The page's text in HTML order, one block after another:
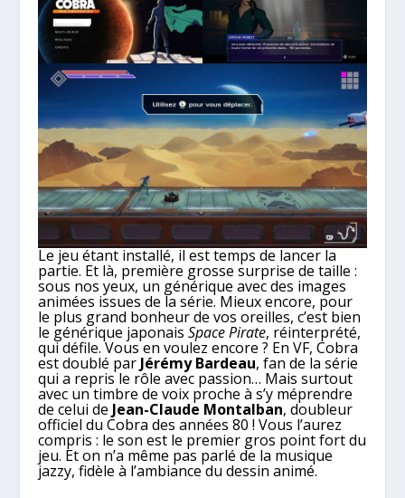
Le jeu étant installé, il est temps de lancer la
partie. Et là, première grosse surprise de taille :
sous nos yeux, un générique avec des images
animées issues de la série. Mieux encore, pour
le plus grand bonheur de vos oreilles, c’est bien
le générique japonaisSpace Pirate, réinterprété,
qui défile. Vous en voulez encore ? En VF, Cobra
est doublé par Jérémy Bardeau, fan de la série
qui a repris le rôle avec passion… Mais surtout
avec un timbre de voix proche à s’y méprendre
de celui de Jean-Claude Montalban, doubleur
officiel du Cobra des années 80 ! Vous l’aurez
compris : le son est le premier gros point fort du
jeu. Et on n’a même pas parlé de la musique
jazzy, fidèle à l’ambiance du dessin animé.